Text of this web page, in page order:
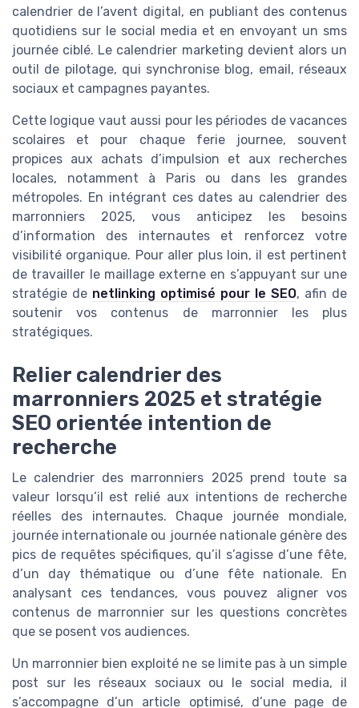
calendrier de l’avent digital, en publiant des contenus
quotidiens sur le social media et en envoyant un sms
journée ciblé. Le calendrier marketing devient alors un
outil de pilotage, qui synchronise blog, email, réseaux
sociaux et campagnes payantes.
Cette logique vaut aussi pour les périodes de vacances
scolaires et pour chaque ferie journee, souvent
propices aux achats d’impulsion et aux recherches
locales, notamment à Paris ou dans les grandes
métropoles. En intégrant ces dates au calendrier des
marronniers 2025, vous anticipez les besoins
d’information des internautes et renforcez votre
visibilité organique. Pour aller plus loin, il est pertinent
de travailler le maillage externe en s’appuyant sur une
stratégie de netlinking optimisé pour le SEO, afin de
soutenir vos contenus de marronnier les plus
stratégiques.
Relier calendrier des
marronniers 2025 et stratégie
SEO orientée intention de
recherche
Le calendrier des marronniers 2025 prend toute sa
valeur lorsqu’il est relié aux intentions de recherche
réelles des internautes. Chaque journée mondiale,
journée internationale ou journée nationale génère des
pics de requêtes spécifiques, qu’il s’agisse d’une fête,
d’un day thématique ou d’une fête nationale. En
analysant ces tendances, vous pouvez aligner vos
contenus de marronnier sur les questions concrètes
que se posent vos audiences.
Un marronnier bien exploité ne se limite pas à un simple
post sur les réseaux sociaux ou le social media, il
s’accompagne d’un article optimisé, d’une page de